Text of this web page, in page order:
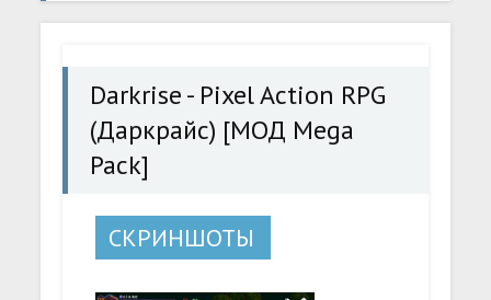
Action RPG (Даркрайс) [МОД Mega Pack] - стабильная
Darkrise - Pixel Action RPG
(Даркрайс) [МОД Mega
Pack]
СКРИНШОТЫ